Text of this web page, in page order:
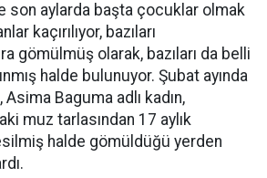
son aylarda başta çocuklar olmak
kaçırılıyor, bazıları
gömülmüş olarak, bazıları da belli
halde bulunuyor. Şubat ayında
Baguma adlı kadın,
muz tarlasından 17 aylık
halde gömüldüğü yerden